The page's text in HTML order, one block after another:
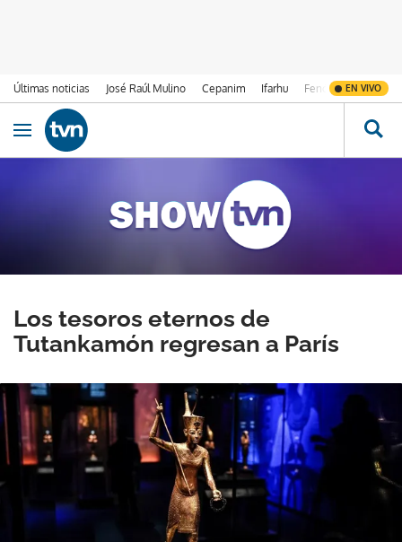
Últimas noticias José Raúl Mulino Cepanim Ifarhu Fenómeno de El
EN VIVO
Ir al contenido
Obrir navegació
Los tesoros eternos de
Tutankamón regresan a París